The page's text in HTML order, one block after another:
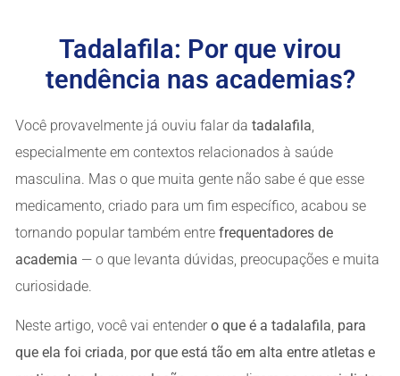
Tadalafila: Por que virou
tendência nas academias?
Você provavelmente já ouviu falar da tadalafila
especialmente em contextos relacionados à saúde
masculina. Mas o que muita gente não sabe é que esse
medicamento, criado para um fim específico, acabou se
tornando popular também entre frequentadores de
academia — o que levanta dúvidas, preocupações e muita
curiosidade.
Neste artigo, você vai entender o que é a tadalafila, para
que ela foi criada, por que está tão em alta entre atletas e